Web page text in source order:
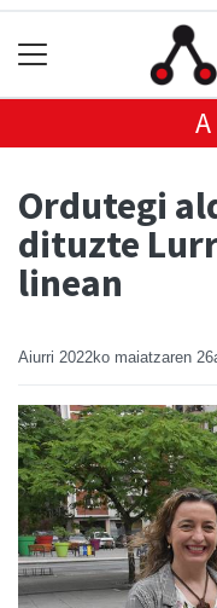
Ordutegi
dituzte
linean
Aiurri 2022ko maiatzaren